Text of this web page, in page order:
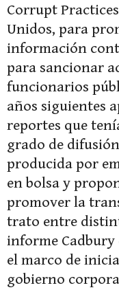
Corrupt
Unidos, para
información
para sancionar
funcionarios
años siguientes
reportes que
grado de
producida por
en bolsa y
promover la
trato entre
informe Cadbury
el marco de
gobierno